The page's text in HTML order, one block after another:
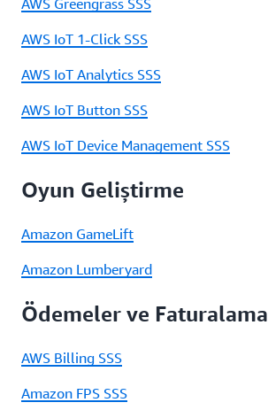
AWS Greengrass SSS
AWS IoT 1-Click SSS
AWS IoT Analytics SSS
AWS IoT Button SSS
AWS IoT Device Management SSS
Oyun Geliştirme
Amazon GameLift
Amazon Lumberyard
Ödemeler ve Faturalama
AWS Billing SSS
Amazon FPS SSS